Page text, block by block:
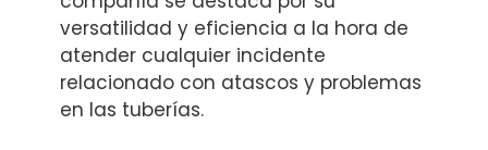
versatilidad y eficiencia a la hora de
atender cualquier incidente
relacionado con atascos y problemas
en las tuberías.